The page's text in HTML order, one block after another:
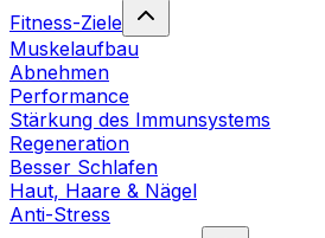
Fitness-Ziele
Muskelaufbau
Abnehmen
Performance
Stärkung des Immunsystems
Regeneration
Besser Schlafen
Haut, Haare & Nägel
Anti-Stress